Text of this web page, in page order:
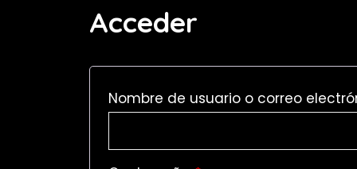
Acceder
Nombre de usuario o correo